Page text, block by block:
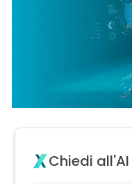
Chiedi all'AI